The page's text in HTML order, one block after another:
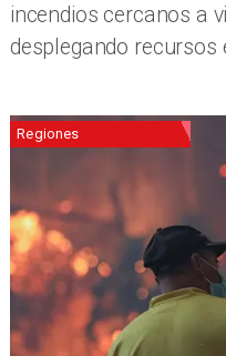
incendios cercanos a
desplegando recursos
Regiones